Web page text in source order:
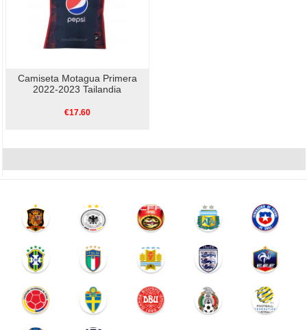
Camiseta Motagua Primera
2022-2023 Tailandia
€17.60